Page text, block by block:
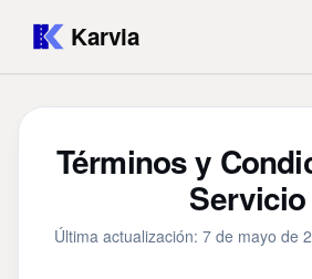
Karvia
Términos y
Servicio
Última actualización: 7 de mayo de